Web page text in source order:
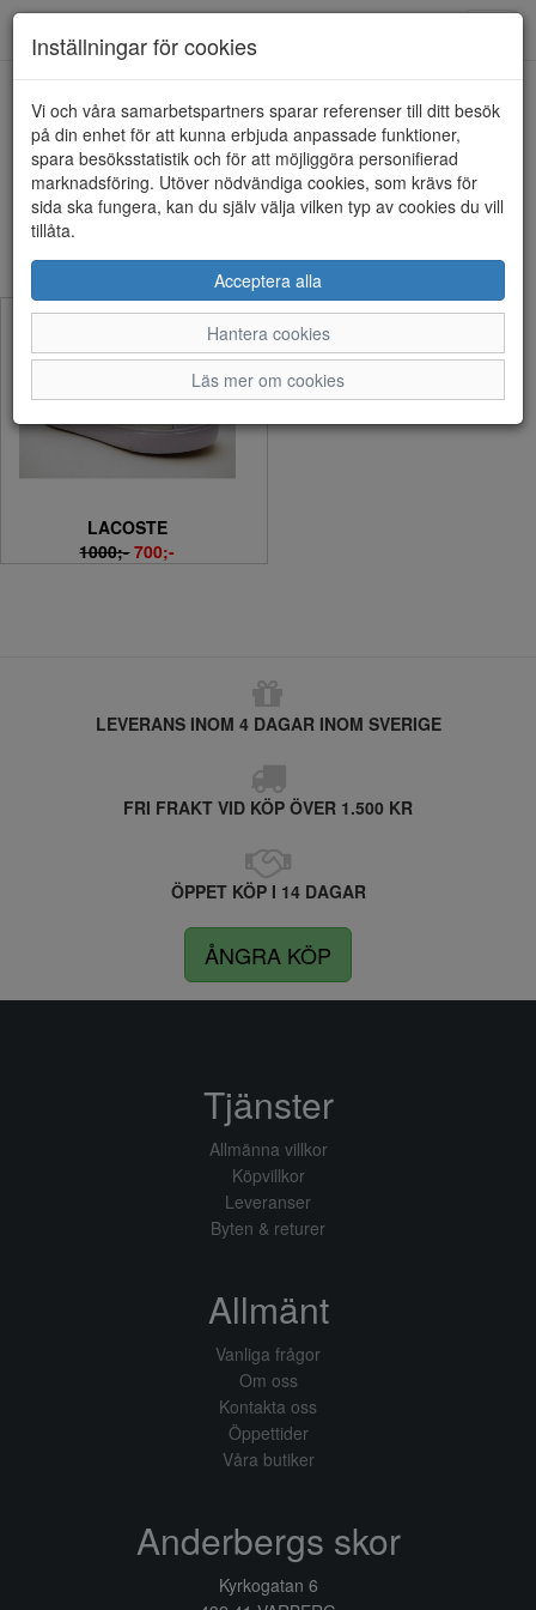
LACOSTE (1 artiklar)
Sortera efter:
LACOSTE
1000;- 700;-
LEVERANS INOM 4 DAGAR INOM SVERIGE
FRI FRAKT VID KÖP ÖVER 1.500 KR
ÖPPET KÖP I 14 DAGAR
ÅNGRA KÖP
Inställningar för cookies
Vi och våra samarbetspartners sparar referenser till ditt besök
på din enhet för att kunna erbjuda anpassade funktioner,
spara besöksstatistik och för att möjliggöra personifierad
marknadsföring. Utöver nödvändiga cookies, som krävs för
sida ska fungera, kan du själv välja vilken typ av cookies du vill
tillåta.
Acceptera alla
Hantera cookies
Läs mer om cookies
Tjänster
Allmänna villkor
Köpvillkor
Leveranser
Byten & returer
Allmänt
Vanliga frågor
Om oss
Kontakta oss
Öppettider
Våra butiker
Anderbergs skor
Kyrkogatan 6